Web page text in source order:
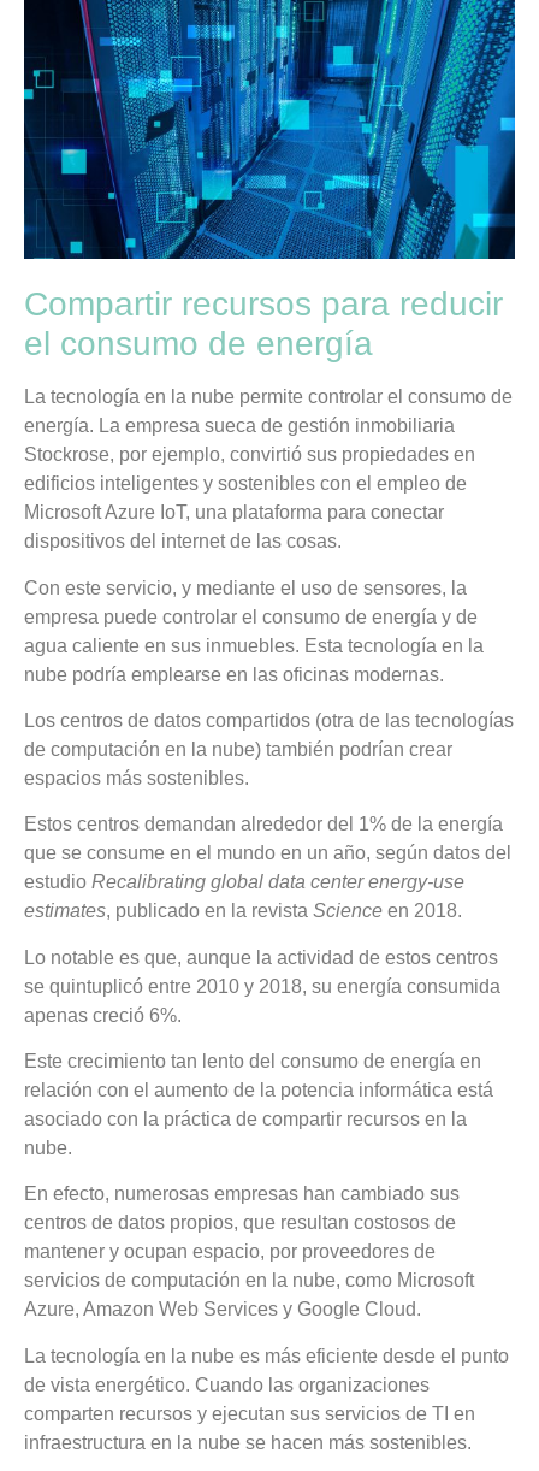
Compartir recursos para reducir
el consumo de energía
La tecnología en la nube permite controlar el consumo de
energía. La empresa sueca de gestión inmobiliaria
Stockrose, por ejemplo, convirtió sus propiedades en
edificios inteligentes y sostenibles con el empleo de
Microsoft Azure IoT, una plataforma para conectar
dispositivos del internet de las cosas.
Con este servicio, y mediante el uso de sensores, la
empresa puede controlar el consumo de energía y de
agua caliente en sus inmuebles. Esta tecnología en la
nube podría emplearse en las oficinas modernas.
Los centros de datos compartidos (otra de las tecnologías
de computación en la nube) también podrían crear
espacios más sostenibles.
Estos centros demandan alrededor del 1% de la energía
que se consume en el mundo en un año, según datos del
estudio Recalibrating global data center energy-use
estimates, publicado en la revista Science en 2018.
Lo notable es que, aunque la actividad de estos centros
se quintuplicó entre 2010 y 2018, su energía consumida
apenas creció 6%.
Este crecimiento tan lento del consumo de energía en
relación con el aumento de la potencia informática está
asociado con la práctica de compartir recursos en la
nube.
En efecto, numerosas empresas han cambiado sus
centros de datos propios, que resultan costosos de
mantener y ocupan espacio, por proveedores de
servicios de computación en la nube, como Microsoft
Azure, Amazon Web Services y Google Cloud.
La tecnología en la nube es más eficiente desde el punto
de vista energético. Cuando las organizaciones
comparten recursos y ejecutan sus servicios de TI en
infraestructura en la nube se hacen más sostenibles.